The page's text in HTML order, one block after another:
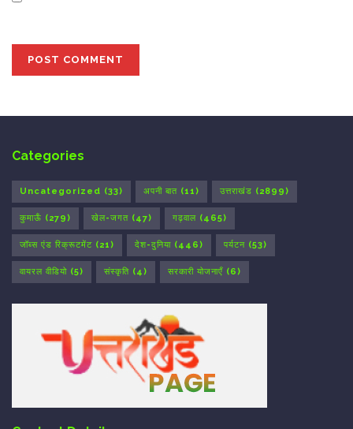
Categories
Uncategorized (33) अपनी बात (11) उत्तराखंड (2899)
कुमाऊँ (279) खेल-जगत (47) गढ़वाल (465)
जॉब्स एंड रिक्रूटमेंट (21) देश-दुनिया (446) पर्यटन (53)
वायरल वीडियो (5) संस्कृति (4) सरकारी योजनाएँ (6)